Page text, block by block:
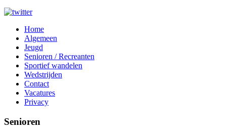
Home
Algemeen
Jeugd
Senioren / Recreanten
Sportief wandelen
Wedstrijden
Contact
Vacatures
Privacy
Senioren